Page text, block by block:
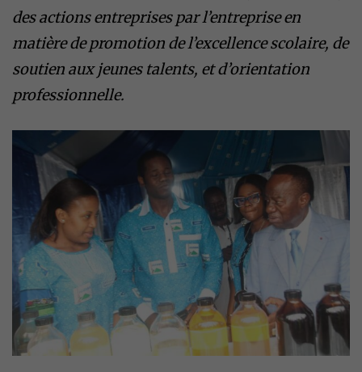
des actions entreprises par l’entreprise en
matière de promotion de l’excellence scolaire, de
soutien aux jeunes talents, et d’orientation
professionnelle.